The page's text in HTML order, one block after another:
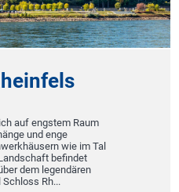
auf engstem Raum
und enge
wie im Tal
befindet
dem legendären
Rh...